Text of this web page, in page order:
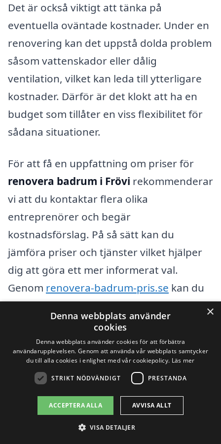
Det är också viktigt att tänka på
eventuella oväntade kostnader. Under en
renovering kan det uppstå dolda problem
såsom vattenskador eller dålig
ventilation, vilket kan leda till ytterligare
kostnader. Därför är det klokt att ha en
budget som tillåter en viss flexibilitet för
sådana situationer.
För att få en uppfattning om priser för
renovera badrum i Frövi rekommenderar
vi att du kontaktar flera olika
entreprenörer och begär
kostnadsförslag. På så sätt kan du
jämföra priser och tjänster vilket hjälper
dig att göra ett mer informerat val.
Genom renovera-badrum-pris.se kan du
enkelt hitta kvalificerade företag i ditt
område som erbjuder renovering av
badrum och få olika offerter för att kunna
fatta det bästa beslutet för din
renovering.
Få 3 erbjudanden, gratis och utan
×
Denna webbplats använder
cookies
Denna webbplats använder cookies för att förbättra
användarupplevelsen. Genom att använda vår webbplats samtycker
du till alla cookies i enlighet med vår cookiepolicy. Läs mer
STRIKT NÖDVÄNDIGT PRESTANDA
ACCEPTERA ALLA AVVISA ALLT
VISA DETALJER